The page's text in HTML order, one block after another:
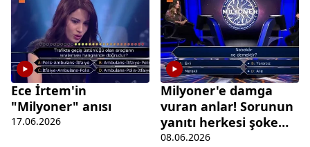
Ece İrtem'in
"Milyoner" anısı
17.06.2026
Milyoner'e damga
vuran anlar! Sorunun
yanıtı herkesi şoke
etti
08.06.2026